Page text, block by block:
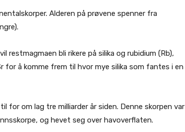
Alderen på prøvene spenner fra
bli rikere på silika og rubidium (Rb),
for å komme frem til hvor mye silika som fantes i en
om lag tre milliarder år siden. Denne skorpen var
og hevet seg over havoverflaten.